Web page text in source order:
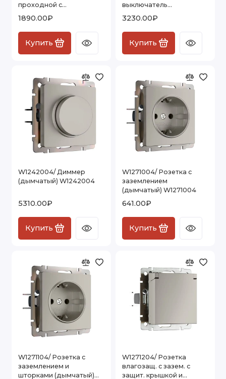
проходной с
W1222104
1890.00₽
Купить
выключатель
(дымчатый) W1223004
3230.00₽
Купить
W1242004/ Диммер
(дымчатый) W1242004
5310.00₽
Купить
W1271004/ Розетка с
заземлением
(дымчатый) W1271004
641.00₽
Купить
W1271104/ Розетка с
заземлением и
шторками (дымчатый)
W1271204/ Розетка
влагозащ. с зазем. с
защит. крышкой и